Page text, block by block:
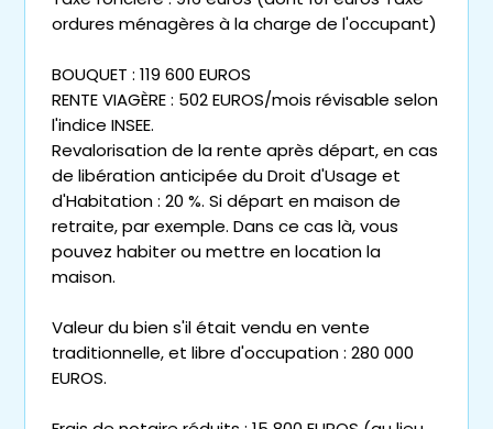
ordures ménagères à la charge de l'occupant)
BOUQUET : 119 600 EUROS
RENTE VIAGÈRE : 502 EUROS/mois révisable selon
l'indice INSEE.
Revalorisation de la rente après départ, en cas
de libération anticipée du Droit d'Usage et
d'Habitation : 20 %. Si départ en maison de
retraite, par exemple. Dans ce cas là, vous
pouvez habiter ou mettre en location la
maison.
Valeur du bien s'il était vendu en vente
traditionnelle, et libre d'occupation : 280 000
EUROS.